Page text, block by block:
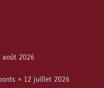
août 2026
» 12 juillet 2026